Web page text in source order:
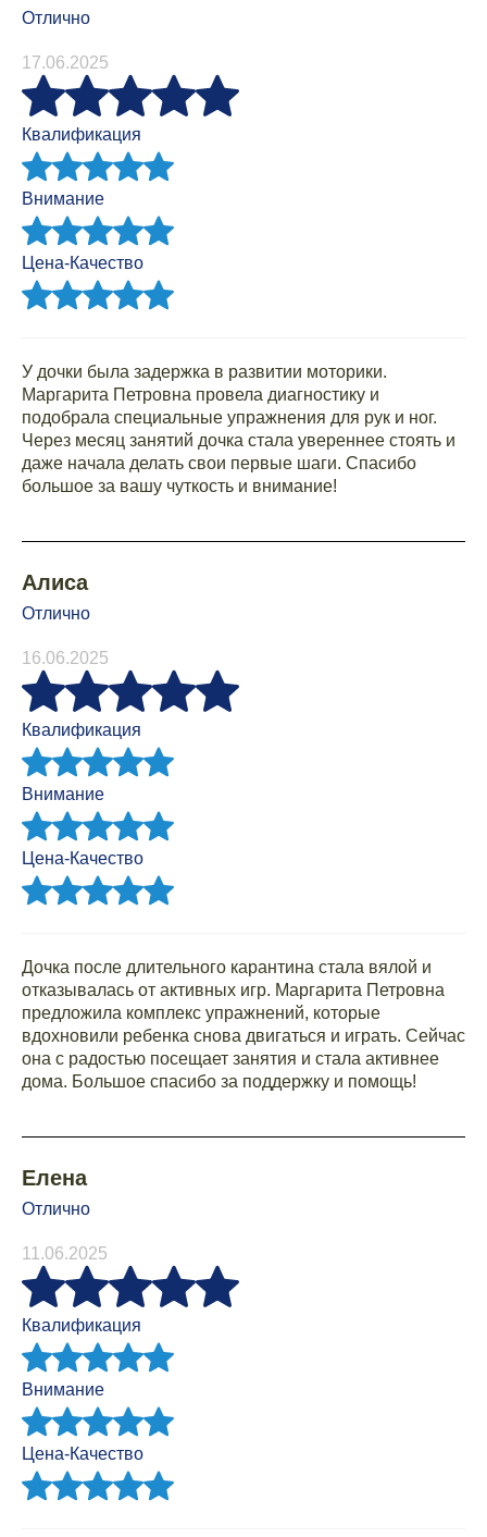
Отлично
17.06.2025
Квалификация
Внимание
Цена-Качество
У дочки была задержка в развитии моторики.
Маргарита Петровна провела диагностику и
подобрала специальные упражнения для рук и ног.
Через месяц занятий дочка стала увереннее стоять и
даже начала делать свои первые шаги. Спасибо
большое за вашу чуткость и внимание!
Алиса
Отлично
16.06.2025
Квалификация
Внимание
Цена-Качество
Дочка после длительного карантина стала вялой и
отказывалась от активных игр. Маргарита Петровна
предложила комплекс упражнений, которые
вдохновили ребенка снова двигаться и играть. Сейчас
она с радостью посещает занятия и стала активнее
дома. Большое спасибо за поддержку и помощь!
Елена
Отлично
11.06.2025
Квалификация
Внимание
Цена-Качество